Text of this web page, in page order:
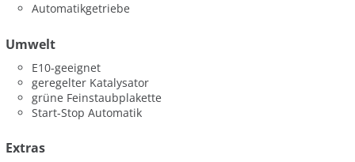
Automatikgetriebe
Umwelt
E10-geeignet
geregelter Katalysator
grüne Feinstaubplakette
Start-Stop Automatik
Extras